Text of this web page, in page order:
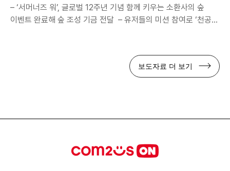
– ‘서머너즈 워’, 글로벌 12주년 기념 함께 키우는 소환사의 숲
이벤트 완료해 숲 조성 기금 전달 – 유저들의 미션 참여로 ‘천공의
글로벌 소통 행보 지속 컴투스(대표 남재관)는 ‘서머너즈 워:
천공의 아레나(이하 서머너즈 워)’의 글로벌 서비스 12주년을
보도자료 더 보기